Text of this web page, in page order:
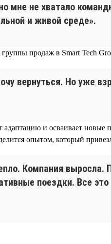
мне не хватало
и живой среде».
продаж в Smart Tech
вернуться. Но уже
и осваивает новые
опытом, который
Компания
поездки. Все